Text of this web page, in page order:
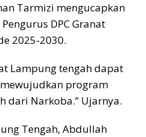
Tarmizi mengucapkan
DPC Granat
2025-2030.
Lampung tengah dapat
program
dari Narkoba.” Ujarnya.
Tengah, Abdullah